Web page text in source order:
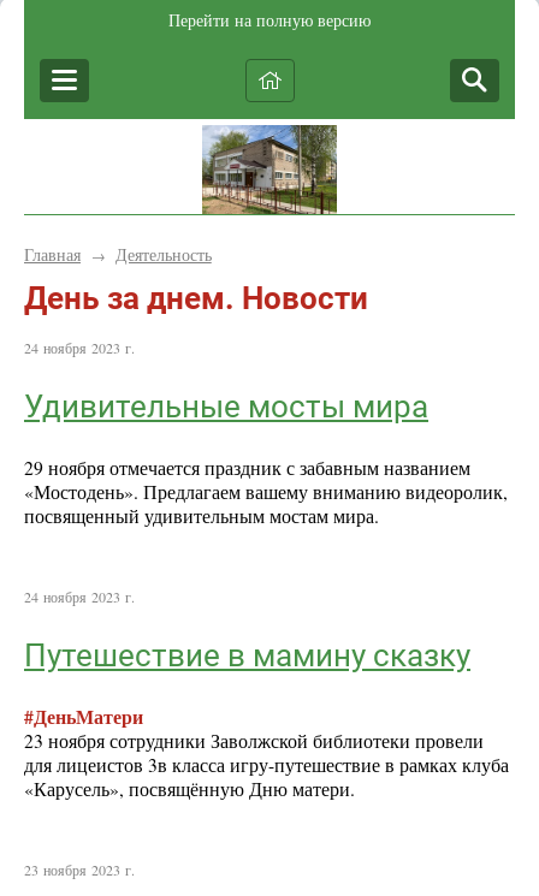
Перейти на полную версию
Главная → Деятельность
День за днем. Новости
24 ноября 2023 г.
Удивительные мосты мира
29 ноября отмечается праздник с забавным названием
«Мостодень». Предлагаем вашему вниманию видеоролик,
посвященный удивительным мостам мира.
24 ноября 2023 г.
Путешествие в мамину сказку
#ДеньМатери
23 ноября сотрудники Заволжской библиотеки провели
для лицеистов 3в класса игру-путешествие в рамках клуба
«Карусель», посвящённую Дню матери.
23 ноября 2023 г.